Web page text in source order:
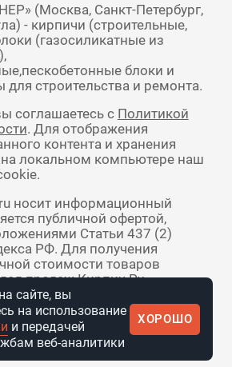
(Москва, Санкт-Петербург,
- кирпичи (строительные,
(газосиликатные из
блоки и
для строительства и ремонта.
соглашаетесь с Политикой
. Для отображения
контента и хранения
локальном компьютере наш
носит информационный
публичной офертой,
Статьи 437 (2)
РФ. Для получения
стоимости товаров
продаж Кирпич Ру.
магазин
сайте, вы
на использование
и передачей
веб-аналитики
ХОРОШО